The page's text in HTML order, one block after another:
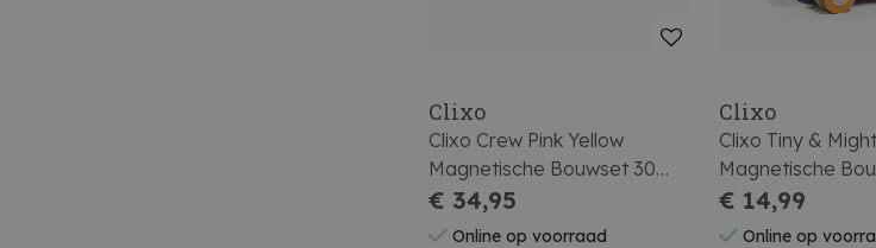
Clixo
Clixo Crew Pink Yellow
Magnetische Bouwset 30
Stuks
€ 34,95
Online op voorraad
Clixo
Clixo Tiny &
Magnetische
Stuks
€ 14,99
Online op